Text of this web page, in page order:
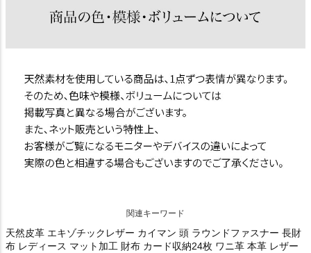
関連キーワード
天然皮革 エキゾチックレザー カイマン 頭 ラウンドファスナー 長財
布 レディース マット加工 財布 カード収納24枚 ワニ革 本革 レザー